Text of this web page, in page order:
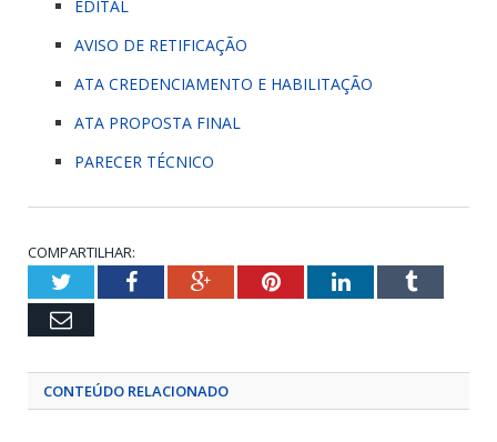
EDITAL
AVISO DE RETIFICAÇÃO
ATA CREDENCIAMENTO E HABILITAÇÃO
ATA PROPOSTA FINAL
PARECER TÉCNICO
COMPARTILHAR:
TwitterFacebookGoogle+PinterestLinkedInTumblr
Email
CONTEÚDO RELACIONADO